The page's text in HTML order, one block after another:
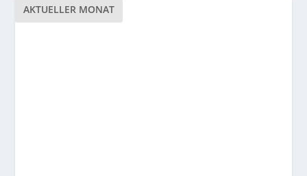
AKTUELLER MONAT